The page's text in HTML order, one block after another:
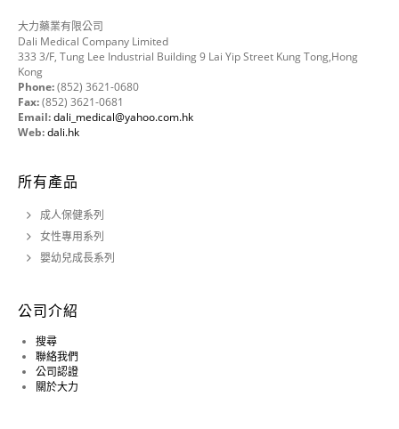
大力藥業有限公司
Dali Medical Company Limited
333 3/F, Tung Lee Industrial Building 9 Lai Yip Street Kung Tong,Hong
Kong
Phone:(852) 3621-0680
Fax:(852) 3621-0681
Email:dali_medical@yahoo.com.hk
Web:dali.hk
所有產品
成人保健系列
女性專用系列
嬰幼兒成長系列
公司介紹
搜尋
聯絡我們
公司認證
關於大力